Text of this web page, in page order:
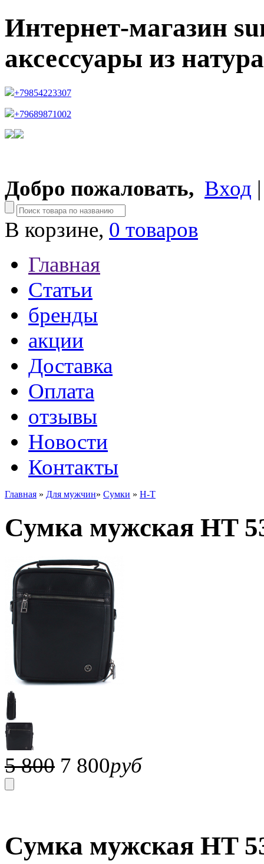
Интернет-магазин
аксессуары из
+79854223307
+79689871002
Добро пожаловать, Вход
В корзине, 0 товаров
Главная
Статьи
бренды
акции
Доставка
Оплата
отзывы
Новости
Контакты
Главная » Для мужчин» Сумки » H-T
Сумка мужская HT
5 800 7 800руб
Сумка мужская HT